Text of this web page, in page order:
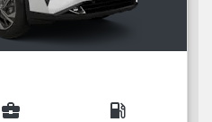
business_center local_gas_station